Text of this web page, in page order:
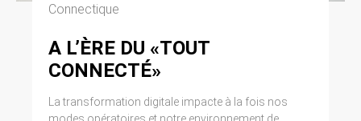
Connectique
A L’ÈRE DU «TOUT
CONNECTÉ»
La transformation digitale impacte à la fois nos